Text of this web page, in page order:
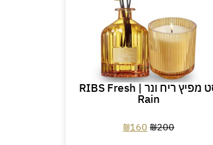
סט מפיץ ריח ונר | RIBS Fresh
Rain
₪200
₪160